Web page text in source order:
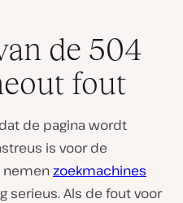
de 504
fout
de pagina wordt
is voor de
nemenzoekmachines
serieus. Als de fout voor